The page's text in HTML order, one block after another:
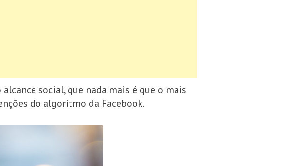
social, que nada mais é que o mais
do algoritmo da Facebook.